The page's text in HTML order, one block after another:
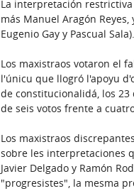
La interpretación
más Manuel Aragón
Eugenio Gay y Pascual Sala).
Los maxistraos votaron el
l'únicu que llogró l'apoyu
de constitucionalidá, los
de seis votos frente a
Los maxistraos
sobre les interpretaciones
Javier Delgado y Ramón
"progresistes", la mesma